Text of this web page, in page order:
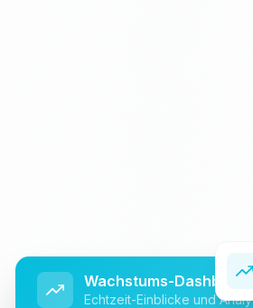
Wachstums-Dashboard
Echtzeit-Einblicke und